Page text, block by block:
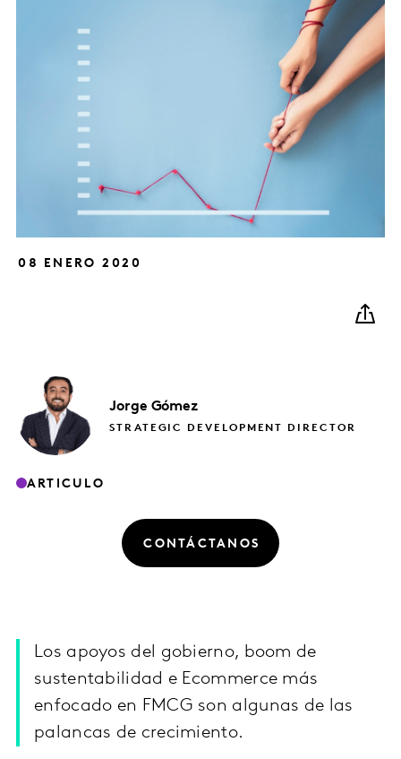
08 ENERO 2020
Jorge Gómez
STRATEGIC DEVELOPMENT DIRECTOR
ARTICULO
CONTÁCTANOS
Los apoyos del gobierno, boom de
sustentabilidad e Ecommerce más
enfocado en FMCG son algunas de las
palancas de crecimiento.